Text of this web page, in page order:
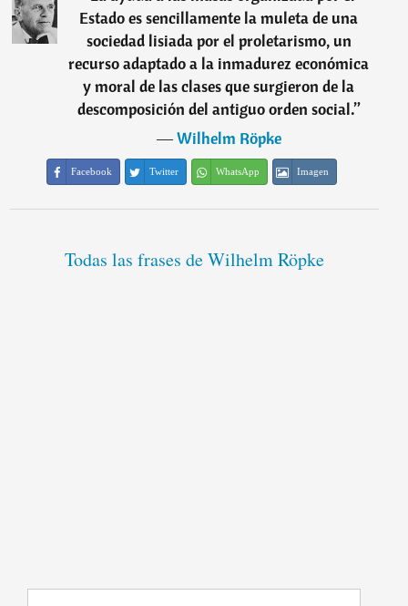
Estado es sencillamente la muleta de una
sociedad lisiada por el proletarismo, un
recurso adaptado a la inmadurez económica
y moral de las clases que surgieron de la
descomposición del antiguo orden social.”
―Wilhelm Röpke
Facebook Twitter WhatsApp Imagen
Todas las frases de Wilhelm Röpke